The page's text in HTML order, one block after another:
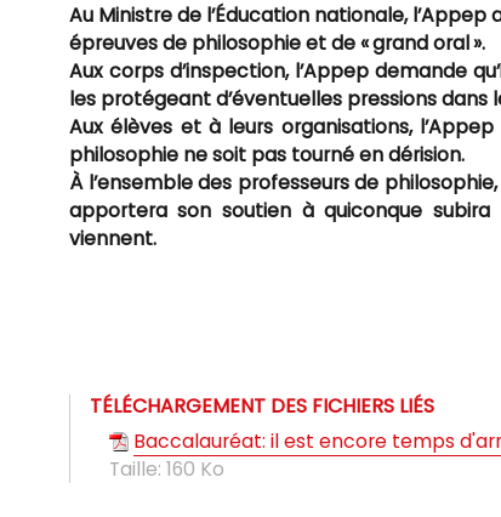
Au Ministre de l’Éducation nationale,
épreuves de philosophie et de « grand oral ».
Aux corps d’inspection, l’Appep demande
les protégeant d’éventuelles pressions dans
Aux élèves et à leurs organisations,
philosophie ne soit pas tourné en dérision.
À l’ensemble des professeurs de
apportera son soutien à quiconque subira
viennent.
TÉLÉCHARGEMENT DES FICHIERS LIÉS
Baccalauréat: il est encore temps
Taille: 160 Ko